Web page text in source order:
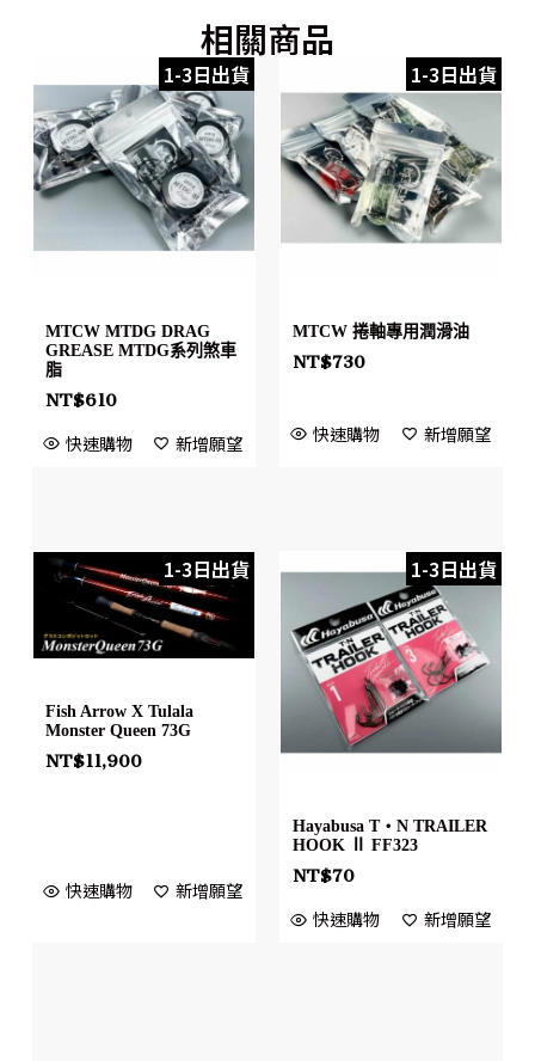
相關商品
1-3日出貨
MTCW MTDG DRAG
GREASE MTDG系列煞車
脂
NT$610
快速購物 新增願望
1-3日出貨
MTCW 捲軸專用潤滑油
NT$730
快速購物 新增願望
1-3日出貨
Fish Arrow X Tulala
Monster Queen 73G
NT$11,900
快速購物 新增願望
1-3日出貨
Hayabusa T・N TRAILER
HOOK Ⅱ FF323
NT$70
快速購物 新增願望